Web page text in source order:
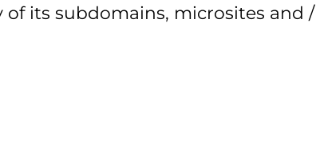
its subdomains, microsites and /